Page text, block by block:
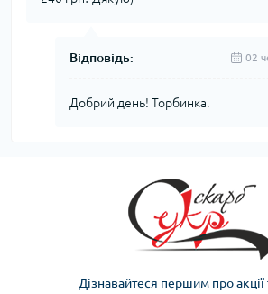
Відповідь: 02
Добрий день! Торбинка.
Дізнавайтеся першим про